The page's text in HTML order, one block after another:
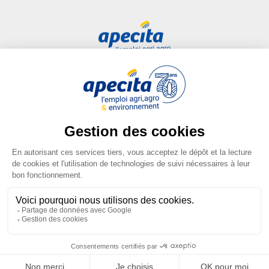
Ouvrir l'image dans la galerie complète
Entreprise
Centre de formation
Liens utiles
Plan du site
FAQ
d'utilisation
Gestion des cookies